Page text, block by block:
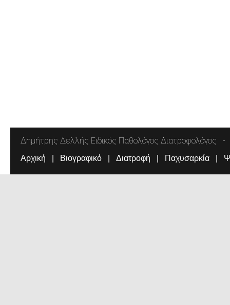
Δημήτρης Δελλής Ειδικός Παθολόγος Διατροφολόγος
Αρχική Βιογραφικό Διατροφή Παχυσαρκία